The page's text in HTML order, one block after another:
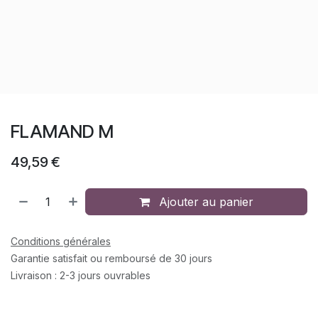
FLAMAND M
49,59€
Ajouter au panier
Conditions générales
Garantie satisfait ou remboursé de 30 jours
Livraison : 2-3 jours ouvrables